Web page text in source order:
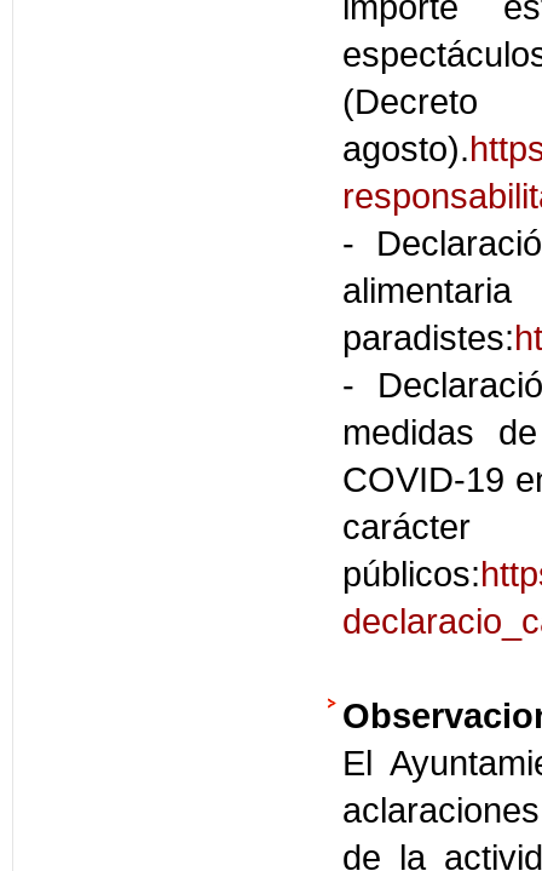
agosto).
-
paradistes:
-
medidas
COVID-19
carácter
públicos:
El
de la